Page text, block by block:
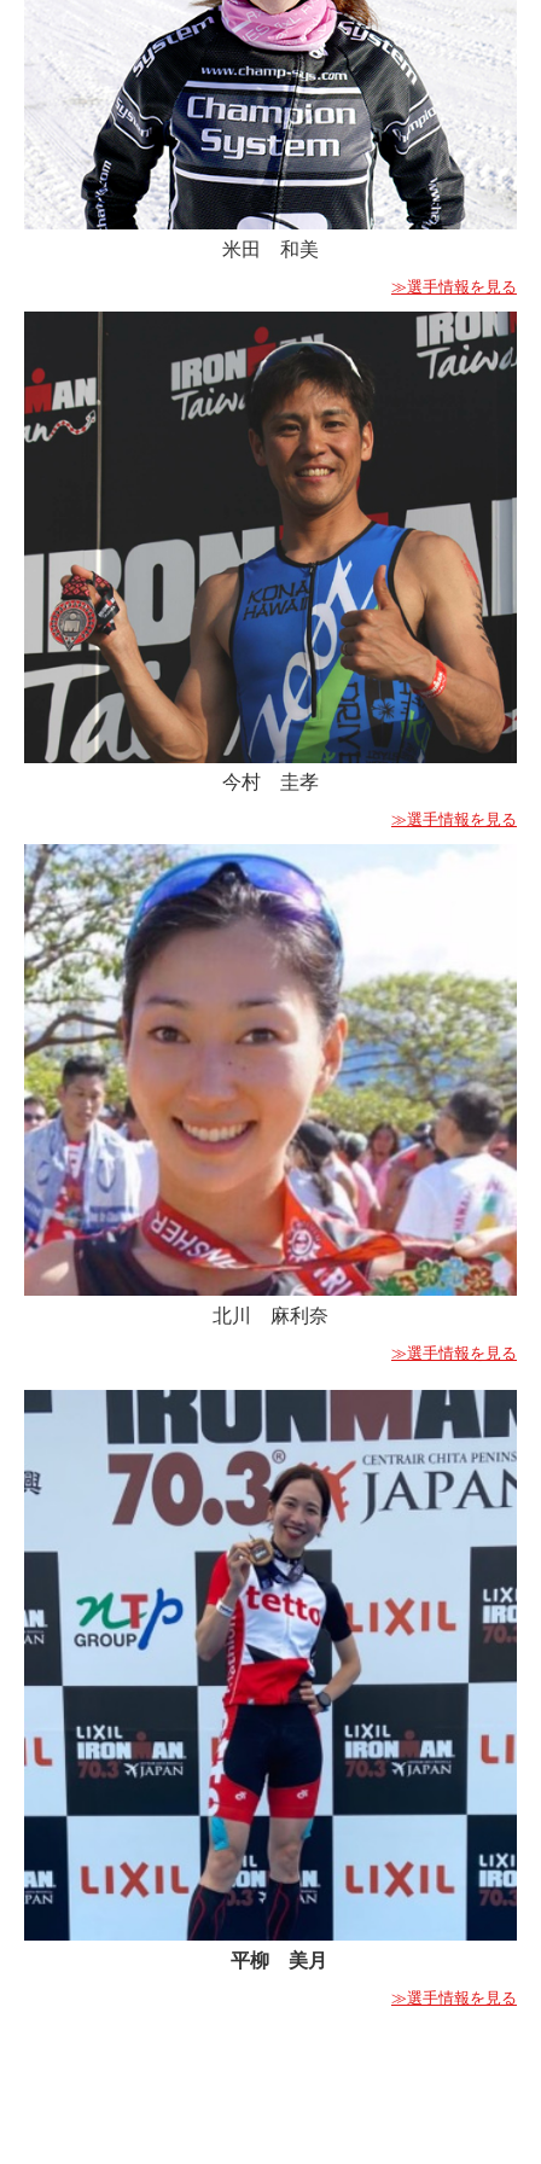
米田 和美
≫選手情報を見る
今村 圭孝
≫選手情報を見る
北川 麻利奈
≫選手情報を見る
平柳 美月
≫選手情報を見る